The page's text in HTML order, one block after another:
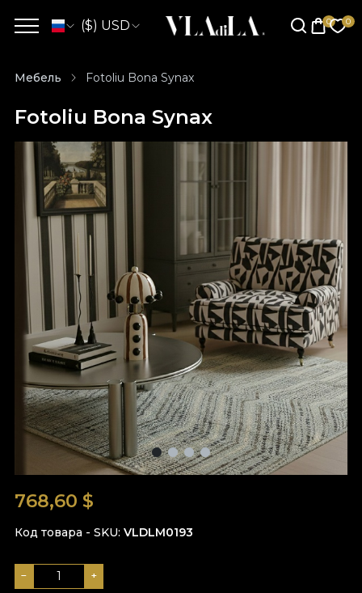
($) USD
Мебель Fotoliu Bona Synax
Fotoliu Bona Synax
768,60 $
Код товара - SKU VLDLM0193
− +